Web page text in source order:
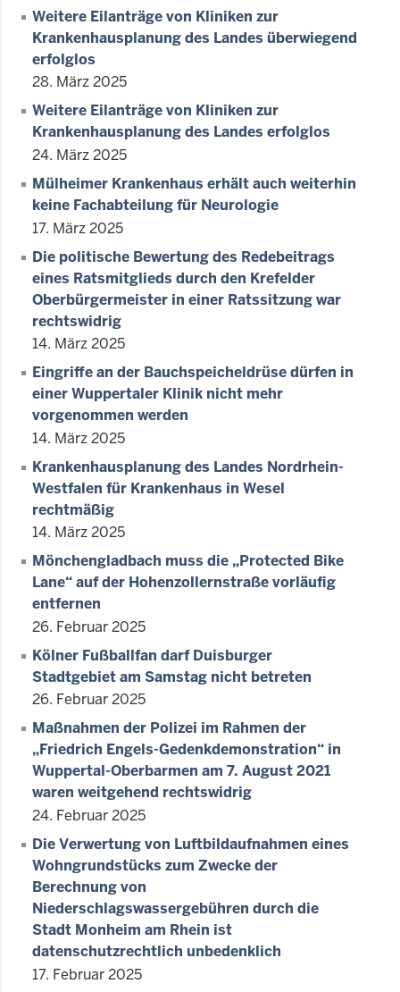
Weitere Eilanträge von Kliniken zur
Krankenhausplanung des Landes überwiegend
erfolglos
28. März 2025
Weitere Eilanträge von Kliniken zur
Krankenhausplanung des Landes erfolglos
24. März 2025
Mülheimer Krankenhaus erhält auch weiterhin
keine Fachabteilung für Neurologie
17. März 2025
Die politische Bewertung des Redebeitrags
eines Ratsmitglieds durch den Krefelder
Oberbürgermeister in einer Ratssitzung war
rechtswidrig
14. März 2025
Eingriffe an der Bauchspeicheldrüse dürfen in
einer Wuppertaler Klinik nicht mehr
vorgenommen werden
14. März 2025
Krankenhausplanung des Landes Nordrhein-
Westfalen für Krankenhaus in Wesel
rechtmäßig
14. März 2025
Mönchengladbach muss die „Protected Bike
Lane“ auf der Hohenzollernstraße vorläufig
entfernen
26. Februar 2025
Kölner Fußballfan darf Duisburger
Stadtgebiet am Samstag nicht betreten
26. Februar 2025
Maßnahmen der Polizei im Rahmen der
„Friedrich Engels-Gedenkdemonstration“ in
Wuppertal-Oberbarmen am 7. August 2021
waren weitgehend rechtswidrig
24. Februar 2025
Die Verwertung von Luftbildaufnahmen eines
Wohngrundstücks zum Zwecke der
Berechnung von
Niederschlagswassergebühren durch die
Stadt Monheim am Rhein ist
datenschutzrechtlich unbedenklich
17. Februar 2025